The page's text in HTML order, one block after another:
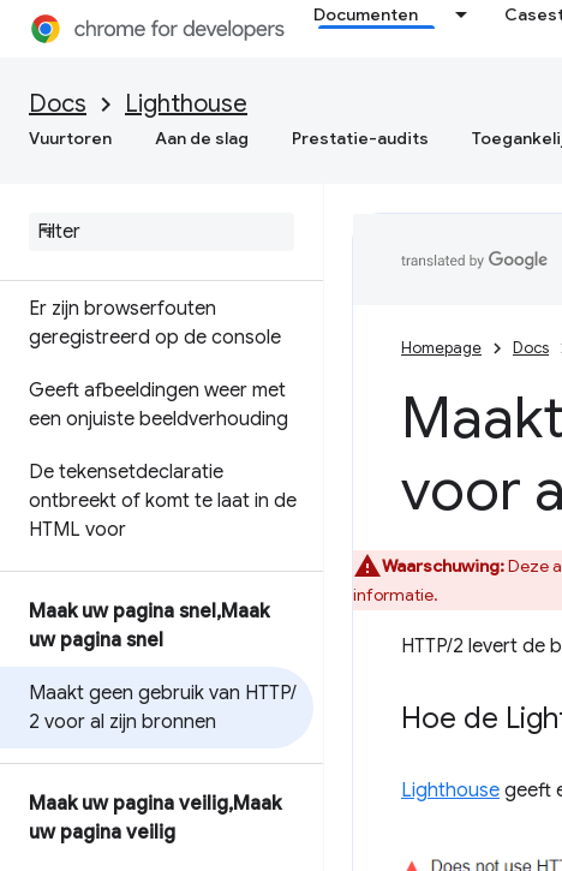
Documenten
Docs Lighthouse
Vuurtoren Aan de slag Prestatie-audits
practices,Algemene best
practices
eigenaardighedenmodus
Er zijn browserfouten
geregistreerd op de console
Geeft afbeeldingen weer met
een onjuiste beeldverhouding
De tekensetdeclaratie
ontbreekt of komt te laat in de
HTML voor
Maak uw pagina snel,Maak
uw pagina snel
Maakt geen gebruik van HTTP/
2 voor al zijn bronnen
Maak uw pagina veilig,Maak
uw pagina veilig
Homepage Docs
voor
Waarschuwing:Deze
informatie.
HTTP/2 levert de
Hoe de
Lighthouse geeft